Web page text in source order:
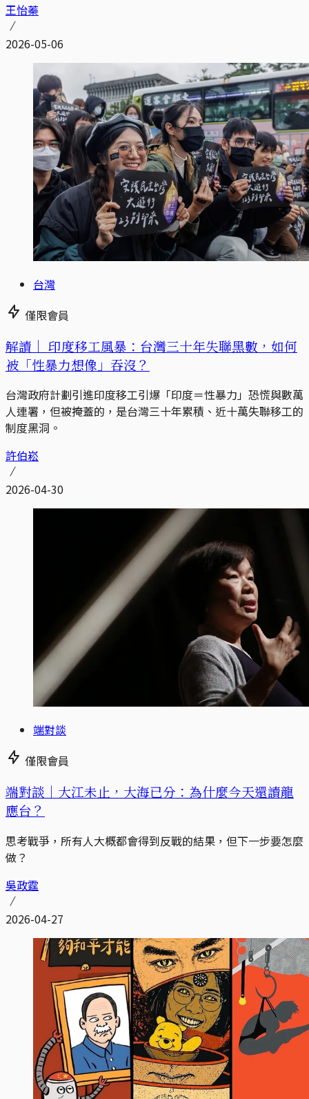
王怡蓁
2026-05-06
台灣
僅限會員
解讀｜ 印度移工風暴：台灣三十年失聯黑數，如何
被「性暴力想像」吞沒？
台灣政府計劃引進印度移工引爆「印度＝性暴力」恐慌與數萬
人連署，但被掩蓋的，是台灣三十年累積、近十萬失聯移工的
制度黑洞。
許伯崧
2026-04-30
端對談
僅限會員
端對談｜大江未止，大海已分：為什麼今天還讀龍
應台？
思考戰爭，所有人大概都會得到反戰的結果，但下一步要怎麼
做？
吳政霆
2026-04-27